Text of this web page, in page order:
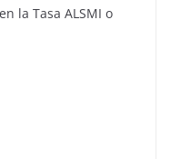
la Tasa ALSMI o